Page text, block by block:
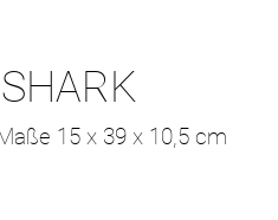
15 x 39 x 10,5 cm